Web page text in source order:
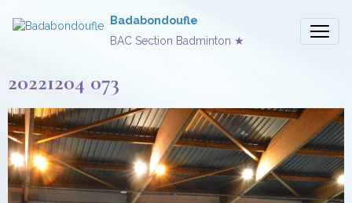
Badabondoufle
BAC Section Badminton ★
20221204 073